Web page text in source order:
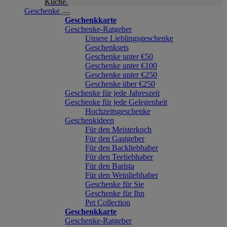
Küche.
Geschenke
Geschenkkarte
Geschenke-Ratgeber
Unsere Lieblingsgeschenke
Geschenksets
Geschenke unter €50
Geschenke unter €100
Geschenke unter €250
Geschenke über €250
Geschenke für jede Jahreszeit
Geschenke für jede Gelegenheit
Hochzeitsgeschenke
Geschenkideen
Für den Meisterkoch
Für den Gastgeber
Für den Backliebhaber
Für den Teeliebhaber
Für den Barista
Für den Weinliebhaber
Geschenke für Sie
Geschenke für Ihn
Pet Collection
Geschenkkarte
Geschenke-Ratgeber